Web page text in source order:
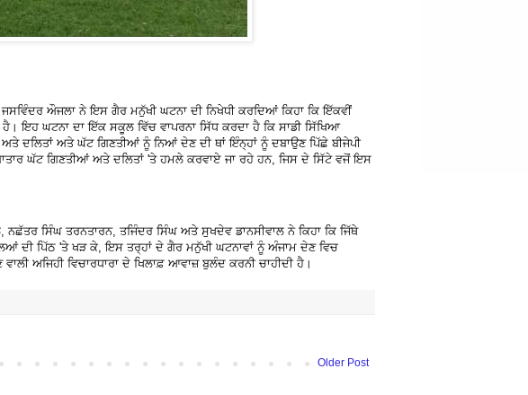
ਔਜਲਾ ਨੇ ਇਸ ਗੈਰ ਮਨੁੱਖੀ ਘਟਨਾ ਦੀ ਨਿਖੇਧੀ ਕਰਦਿਆਂ ਕਿਹਾ ਕਿ ਇੱਕਵੀਂ
ਇਹ ਘਟਨਾ ਦਾ ਇੱਕ ਸਕੂਲ ਵਿੱਚ ਵਾਪਰਨਾ ਸਿੱਧ ਕਰਦਾ ਹੈ ਕਿ ਸਾਡੀ ਸਿੱਖਿਆ
ਦਲਿਤਾਂ ਅਤੇ ਘੱਟ ਗਿਣਤੀਆਂ ਨੂੰ ਨਿਆਂ ਦੇਣ ਦੀ ਥਾਂ ਇੰਨ੍ਹਾਂ ਨੂੰ ਦਬਾਉਣ ਪਿੱਛੇ ਬੀਜੇਪੀ
ਘੱਟ ਗਿਣਤੀਆਂ ਅਤੇ ਦਲਿਤਾਂ 'ਤੇ ਹਮਲੇ ਕਰਵਾਏ ਜਾ ਰਹੇ ਹਨ, ਜਿਸ ਦੇ ਸਿੱਟੇ ਵਜੋਂ ਇਸ
ਸਿੰਘ ਤਰਨਤਾਰਨ, ਤਜਿੰਦਰ ਸਿੰਘ ਅਤੇ ਸੁਖਦੇਵ ਡਾਨਸੀਵਾਲ ਨੇ ਕਿਹਾ ਕਿ ਜਿੱਥੇ
ਦੀ ਪਿੱਠ 'ਤੇ ਖੜ ਕੇ, ਇਸ ਤਰ੍ਹਾਂ ਦੇ ਗੈਰ ਮਨੁੱਖੀ ਘਟਨਾਵਾਂ ਨੂੰ ਅੰਜਾਮ ਦੇਣ ਵਿਚ
ਅਜਿਹੀ ਵਿਚਾਰਧਾਰਾ ਦੇ ਖਿਲਾਫ਼ ਆਵਾਜ਼ ਬੁਲੰਦ ਕਰਨੀ ਚਾਹੀਦੀ ਹੈ।
Older Post